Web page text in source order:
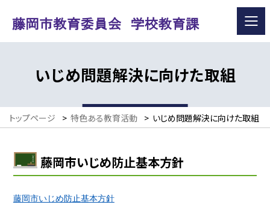
いじめ問題解決に向けた取組
トップページ > 特色ある教育活動 > いじめ問題解決に向けた取組
藤岡市いじめ防止基本方針
藤岡市いじめ防止基本方針